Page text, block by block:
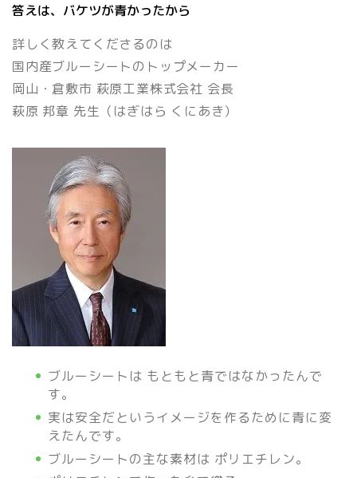
答えは、バケツが青かったから
詳しく教えてくださるのは
国内産ブルーシートのトップメーカー
岡山・倉敷市 萩原工業株式会社 会長
萩原 邦章 先生（はぎはら くにあき）
ブルーシートは もともと青ではなかったんで
す。
実は安全だというイメージを作るために青に変
えたんです。
ブルーシートの主な素材は ポリエチレン。